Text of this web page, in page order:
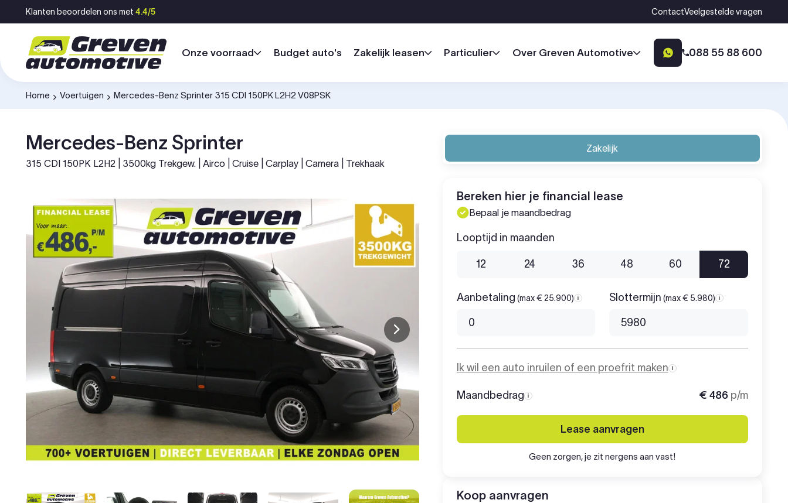
Ga naar inhoud
Klanten beoordelen ons met 4.4/5 ContactVeelgestelde vragen
Onze voorraad Budget auto's Zakelijk leasen Particulier Over Greven Automotive 088 55 88 600
Home
-
Voertuigen
-
Mercedes-Benz Sprinter 315 CDI 150PK L2H2 V08PSK
Mercedes-Benz Sprinter
315 CDI 150PK L2H2 | 3500kg Trekgew. | Airco | Cruise | Carplay | Camera | Trekhaak
Zakelijk
Bereken hier je financial lease
Bepaal je maandbedrag
Looptijd in maanden
12 24 36 48 60 72
Aanbetaling (max € 25.900) AanbetalingSlottermijn (max € 5.980) Slottermijn
Ik wil een auto inruilen of een proefrit maken
Maandbedrag Maandbedrag € 486 p/m
Lease aanvragen
Geen zorgen, je zit nergens aan vast!
Koop aanvragen